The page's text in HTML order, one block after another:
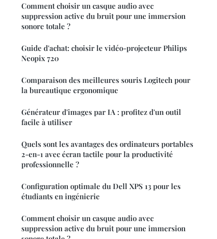
Comment choisir un casque audio avec
suppression active du bruit pour une immersion
sonore totale ?
Guide d'achat: choisir le vidéo-projecteur Philips
Neopix 720
Comparaison des meilleures souris Logitech pour
la bureautique ergonomique
Générateur d'images par IA : profitez d'un outil
facile à utiliser
Quels sont les avantages des ordinateurs portables
2-en-1 avec écran tactile pour la productivité
professionnelle ?
Configuration optimale du Dell XPS 13 pour les
étudiants en ingénierie
Comment choisir un casque audio avec
suppression active du bruit pour une immersion